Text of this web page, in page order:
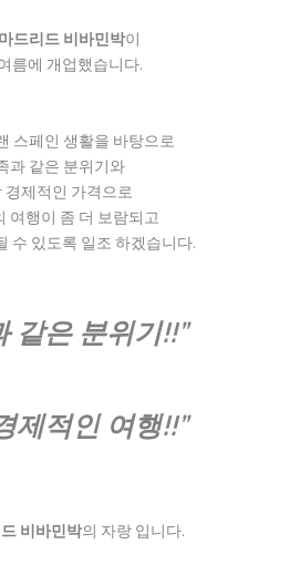
마드리드 비바민박이
름에 개업했습니다.
스페인 생활을 바탕으로
과 같은 분위기와
경제적인 가격으로
여행이 좀 더 보람되고
수 있도록 일조 하겠습니다.
같은 분위기!!”
제적인 여행!!”
비바민박의 자랑 입니다.